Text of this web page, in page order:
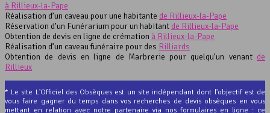
à Rillieux-la-Pape
Réalisation d’un caveau pour une habitante de Rillieux-la-Pape
Réservation d’un Funérarium pour un habitant de Rillieux-la-Pape
Obtention de devis en ligne de crémation à Rillieux-la-Pape
Réalisation d’un caveau funéraire pour des Rilliards
Obtention de devis en ligne de Marbrerie pour quelqu’un venant de
Rillieux
* Le site L'Officiel des Obsèques est un site indépendant dont l'objectif est de
vous faire gagner du temps dans vos recherches de devis obsèques en vous
mettant en relation avec notre partenaire via nos formulaires en ligne : ce